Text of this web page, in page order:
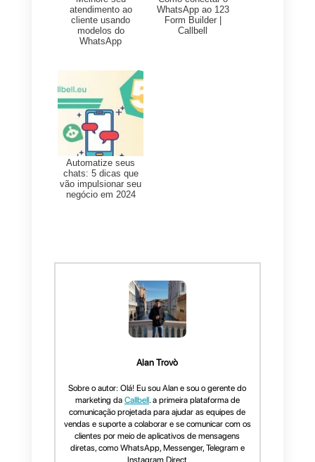
completa para times de
venda, suporte e call centers
e com ela você pode criar
diferentes bandejas de entrada
de mensagens onde entrem os
clientes de cada mercado que
gerencie a sua empresa, cada
conta por canal de
comunicação e por último,
também você vai ter a
possibilidade de conectar mais
de uma página do Facebook,
Instagram e WhatsApp.